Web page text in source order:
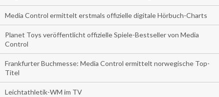
Media Control ermittelt erstmals offizielle digitale Hörbuch-Charts
Planet Toys veröffentlicht offizielle Spiele-Bestseller von Media
Control
Frankfurter Buchmesse: Media Control ermittelt norwegische Top-
Titel
Leichtathletik-WM im TV